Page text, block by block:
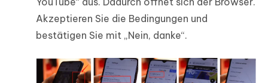
Akzeptieren Sie die Bedingungen und
bestätigen Sie mit „Nein, danke“.